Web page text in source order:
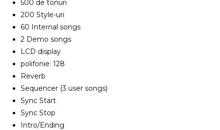
500 de tonuri
200 Style-uri
60 Internal songs
2 Demo songs
LCD display
polifonie: 128
Reverb
Sequencer (3 user songs)
Sync Start
Sync Stop
Intro/Ending